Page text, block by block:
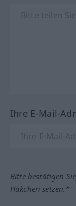
Ihre E-Mail-
Bitte bestätigen
Häkchen setzen.*